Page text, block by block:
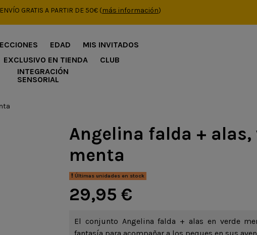
GRATIS A PARTIR DE 50€ (más información)
EDAD
MIS INVITADOS
EXCLUSIVO EN TIENDA
CLUB
INTEGRACIÓN
SENSORIAL
Angelina falda + alas,
menta
Últimas unidades en stock
29,95 €
El conjunto Angelina falda + alas en verde